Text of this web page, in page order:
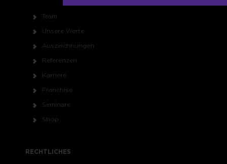
Team
Unsere Werte
Auszeichnungen
Referenzen
Karriere
Franchise
Seminare
Shop
RECHTLICHES